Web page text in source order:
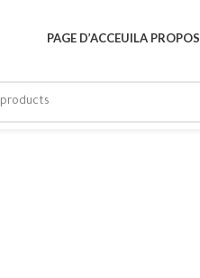
PAGE D’ACCEUILA PROPOS